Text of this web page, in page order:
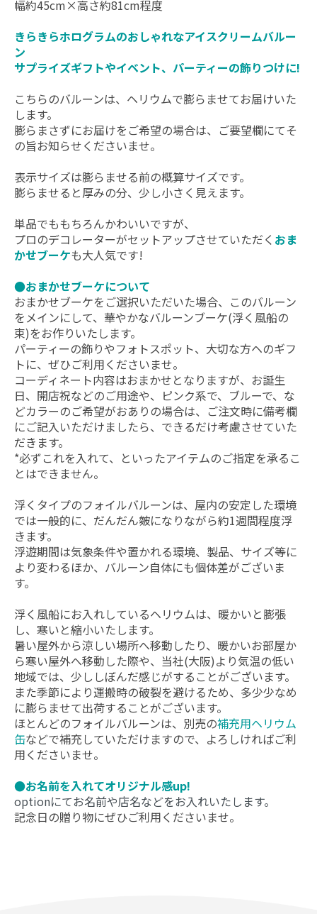
幅約45cm×高さ約81cm程度
きらきらホログラムのおしゃれなアイスクリームバルー
ン
サプライズギフトやイベント、パーティーの飾りつけに!
こちらのバルーンは、ヘリウムで膨らませてお届けいた
します。
膨らまさずにお届けをご希望の場合は、ご要望欄にてそ
の旨お知らせくださいませ。
表示サイズは膨らませる前の概算サイズです。
膨らませると厚みの分、少し小さく見えます。
単品でももちろんかわいいですが、
プロのデコレーターがセットアップさせていただく おま
かせブーケも大人気です!
●おまかせブーケについて
おまかせブーケをご選択いただいた場合、このバルーン
をメインにして、華やかなバルーンブーケ(浮く風船の
束)をお作りいたします。
パーティーの飾りやフォトスポット、大切な方ヘのギフ
トに、ぜひご利用くださいませ。
コーディネート内容はおまかせとなりますが、お誕生
日、開店祝などのご用途や、ピンク系で、ブルーで、な
どカラーのご希望がおありの場合は、ご注文時に備考欄
にご記入いただけましたら、できるだけ考慮させていた
だきます。
*必ずこれを入れて、といったアイテムのご指定を承るこ
とはできません。
浮くタイプのフォイルバルーンは、屋内の安定した環境
では一般的に、だんだん皴になりながら約1週間程度浮
きます。
浮遊期間は気象条件や置かれる環境、製品、サイズ等に
より変わるほか、バルーン自体にも個体差がございま
す。
浮く風船にお入れしているヘリウムは、暖かいと膨張
し、寒いと縮小いたします。
暑い屋外から涼しい場所へ移動したり、暖かいお部屋か
ら寒い屋外へ移動した際や、当社(大阪)より気温の低い
地域では、少ししぼんだ感じがすることがございます。
また季節により運搬時の破裂を避けるため、多少少なめ
に膨らませて出荷することがございます。
ほとんどのフォイルバルーンは、別売の補充用ヘリウム
缶などで補充していただけますので、よろしければご利
用くださいませ。
●お名前を入れてオリジナル感up!
optionにてお名前や店名などをお入れいたします。
記念日の贈り物にぜひご利用くださいませ。